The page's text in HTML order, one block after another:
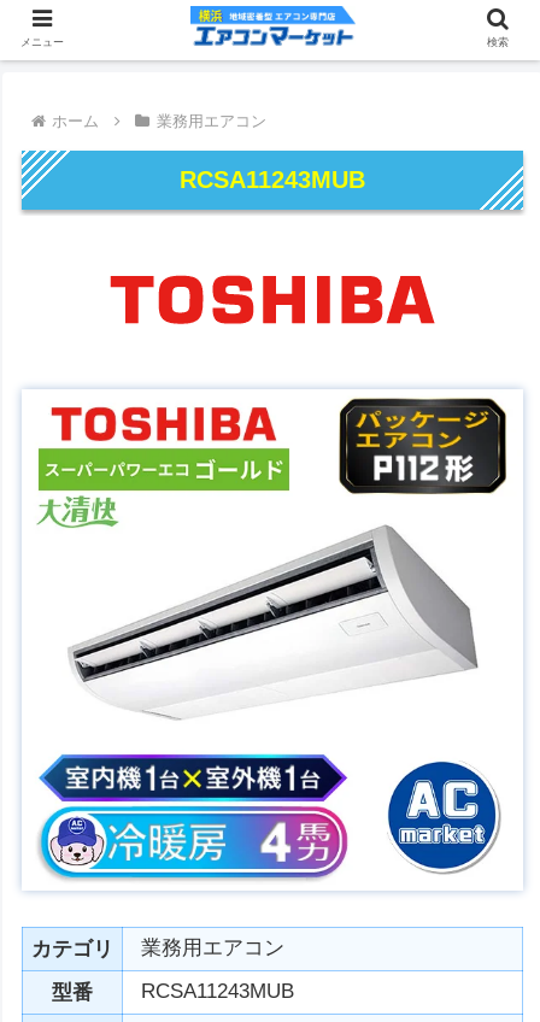
ホーム 業務用エアコン
RCSA11243MUB
カテゴリ
業務用エアコン
型番
RCSA11243MUB
メニュー 検索